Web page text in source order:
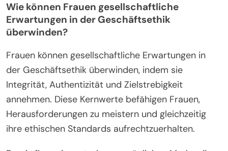
Wie können Frauen gesellschaftliche
Erwartungen in der Geschäftsethik
überwinden?
Frauen können gesellschaftliche Erwartungen in
der Geschäftsethik überwinden, indem sie
Integrität, Authentizität und Zielstrebigkeit
annehmen. Diese Kernwerte befähigen Frauen,
Herausforderungen zu meistern und gleichzeitig
ihre ethischen Standards aufrechtzuerhalten.